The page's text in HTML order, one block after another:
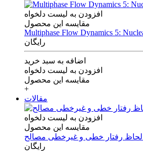
افزودن به لیست دلخواه
مقایسه این محصول
Multiphase Flow Dynamics 5:
رایگان
اضافه به سبد خرید
افزودن به لیست دلخواه
مقایسه این محصول
+
مقالات
افزودن به لیست دلخواه
مقایسه این محصول
لحاظ رفتار خطی و غیرخطی مصالح
رایگان